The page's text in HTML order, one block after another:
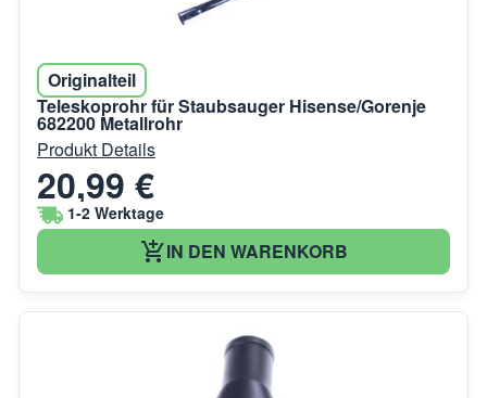
Originalteil
Teleskoprohr für Staubsauger Hisense/Gorenje
682200 Metallrohr
Produkt Details
20,99 €
1-2 Werktage
IN DEN WARENKORB